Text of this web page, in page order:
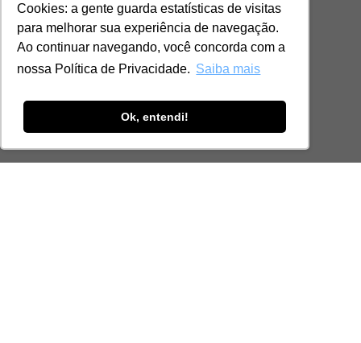
Cookies: a gente guarda estatísticas de visitas
para melhorar sua experiência de navegação.
Ao continuar navegando, você concorda com a
nossa Política de Privacidade. Saiba mais
Ok, entendi!